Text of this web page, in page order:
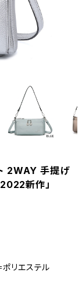
2WAY 手提げ
新作」
ポリエステル